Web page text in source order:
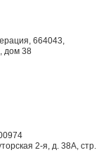
664043,
дом 38
2-я, д. 38А, стр.